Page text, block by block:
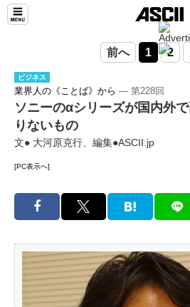
前へ 1 2
ビジネス
業界人の《ことば》から ― 第228回
ソニーのαシリーズが国内外
りないもの
文● 大河原克行、編集●ASCII.jp
[PC表示へ]